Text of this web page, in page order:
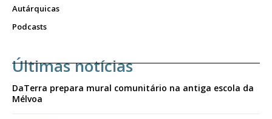
Autárquicas
Podcasts
Últimas notícias
DaTerra prepara mural comunitário na antiga escola da
Mélvoa